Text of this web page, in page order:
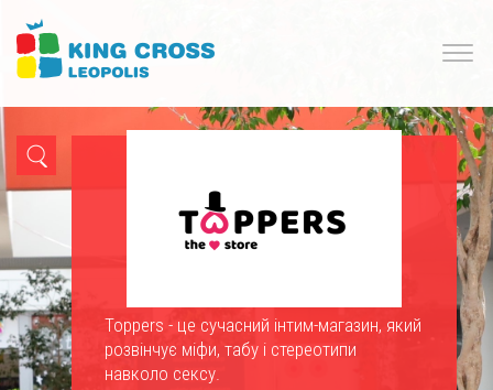
Toppers - це сучасний інтим-магазин, який
розвінчує міфи, табу і стереотипи
навколо сексу.